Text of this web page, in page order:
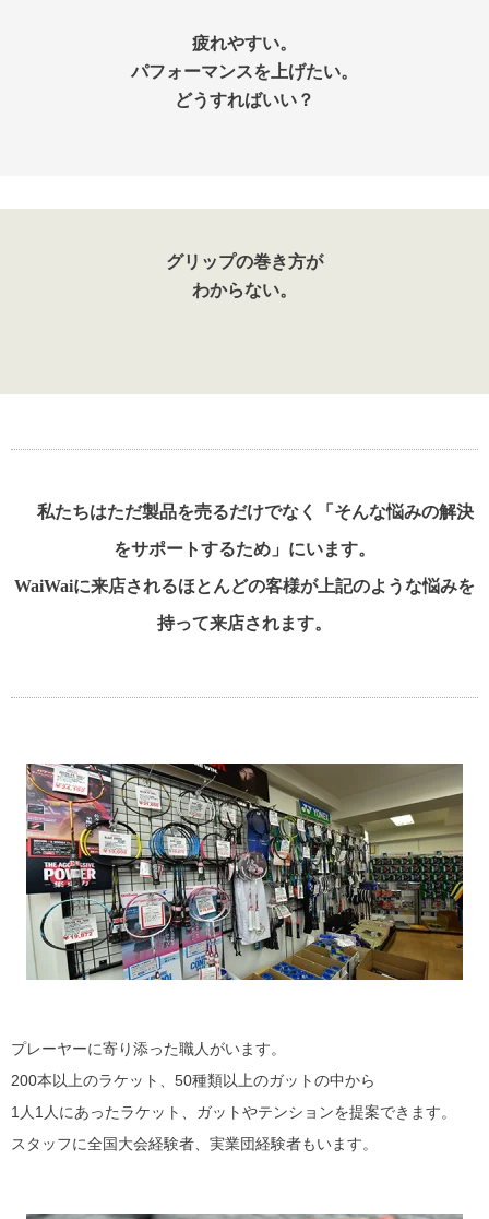
疲れやすい。
パフォーマンスを上げたい。
どうすればいい？
グリップの巻き方が
わからない。
私たちはただ製品を売るだけでなく「そんな悩みの解決
をサポートするため」にいます。
WaiWaiに来店されるほとんどの客様が上記のような悩みを
持って来店されます。
プレーヤーに寄り添った職人がいます。
200本以上のラケット、50種類以上のガットの中から
1人1人にあったラケット、ガットやテンションを提案できます。
スタッフに全国大会経験者、実業団経験者もいます。